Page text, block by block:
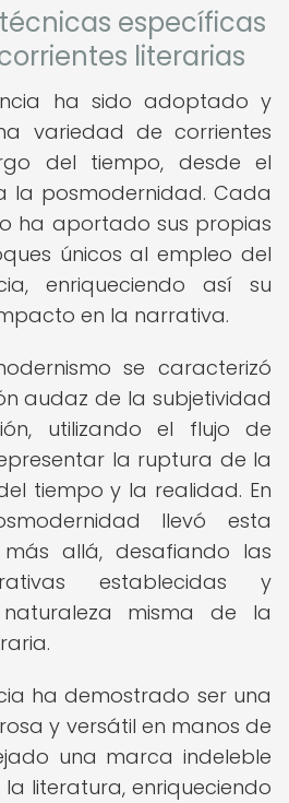
específicas
literarias
ha sido adoptado y
variedad de corrientes
del tiempo, desde el
la posmodernidad. Cada
ha aportado sus propias
únicos al empleo del
enriqueciendo así su
en la narrativa.
se caracterizó
audaz de la subjetividad
utilizando el flujo de
la ruptura de la
tiempo y la realidad. En
llevó esta
allá, desafiando las
establecidas y
misma de la
ha demostrado ser una
y versátil en manos de
una marca indeleble
literatura, enriqueciendo